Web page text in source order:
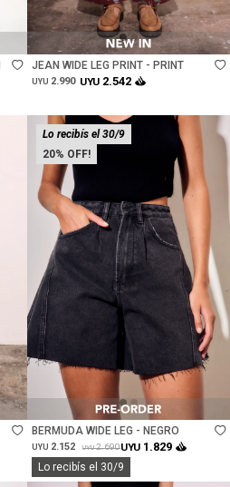
Talle
JEAN WIDE LEG PRINT - PRINT
UYU 2.990 UYU 2.542
20
Lo recibís el 30/9
Talle
BERMUDA WIDE LEG - NEGRO
UYU 2.152 UYU 2.690UYU 1.829
Lo recibís el 30/9